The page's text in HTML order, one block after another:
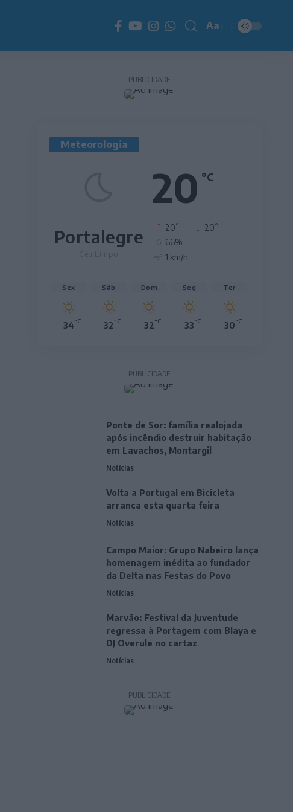
Redimensionador
de
Aa
PUBLICIDADE
Meteorologia
20 °C
Portalegre 20° 20°
66%
1 km/h
Sex
34°C
Sáb
32°C
Dom
32°C
Seg
33°C
Ter
30°C
PUBLICIDADE
Ponte de Sor: família realojada
após incêndio destruir habitação
em Lavachos, Montargil
Notícias
Volta a Portugal em Bicicleta
arranca esta quarta feira
Notícias
Campo Maior: Grupo Nabeiro lança
homenagem inédita ao fundador
da Delta nas Festas do Povo
Notícias
Marvão: Festival da Juventude
regressa à Portagem com Blaya e
DJ Overule no cartaz
Notícias
PUBLICIDADE